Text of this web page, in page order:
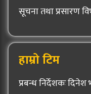
सूचना तथा प्रसारण
हाम्रो टिम
प्रबन्ध निर्देशकः दिनेश